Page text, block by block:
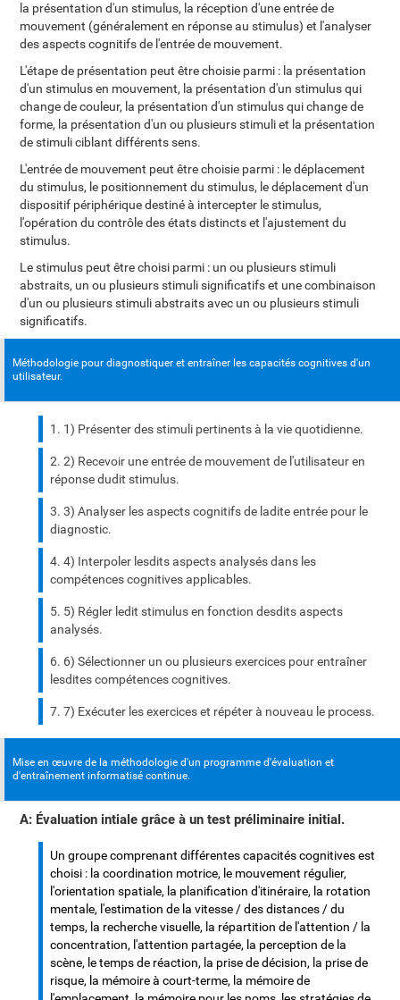
la présentation d'un stimulus, la réception d'une entrée de
mouvement (généralement en réponse au stimulus) et l'analyser
des aspects cognitifs de l'entrée de mouvement.
L'étape de présentation peut être choisie parmi : la présentation
d'un stimulus en mouvement, la présentation d'un stimulus qui
change de couleur, la présentation d'un stimulus qui change de
forme, la présentation d'un ou plusieurs stimuli et la présentation
de stimuli ciblant différents sens.
L'entrée de mouvement peut être choisie parmi : le déplacement
du stimulus, le positionnement du stimulus, le déplacement d'un
dispositif périphérique destiné à intercepter le stimulus,
l'opération du contrôle des états distincts et l'ajustement du
stimulus.
Le stimulus peut être choisi parmi : un ou plusieurs stimuli
abstraits, un ou plusieurs stimuli significatifs et une combinaison
d'un ou plusieurs stimuli abstraits avec un ou plusieurs stimuli
significatifs.
Méthodologie pour diagnostiquer et entraîner les capacités cognitives d'un
utilisateur.
1) Présenter des stimuli pertinents à la vie quotidienne.
2) Recevoir une entrée de mouvement de l'utilisateur en
réponse dudit stimulus.
3) Analyser les aspects cognitifs de ladite entrée pour le
diagnostic.
4) Interpoler lesdits aspects analysés dans les
compétences cognitives applicables.
5) Régler ledit stimulus en fonction desdits aspects
analysés.
6) Sélectionner un ou plusieurs exercices pour entraîner
lesdites compétences cognitives.
7) Exécuter les exercices et répéter à nouveau le process.
Mise en œuvre de la méthodologie d'un programme d'évaluation et
d'entraînement informatisé continue.
A: Évaluation intiale grâce à un test préliminaire initial.
Un groupe comprenant différentes capacités cognitives est
choisi : la coordination motrice, le mouvement régulier,
l'orientation spatiale, la planification d'itinéraire, la rotation
mentale, l'estimation de la vitesse / des distances / du
temps, la recherche visuelle, la répartition de l'attention / la
concentration, l'attention partagée, la perception de la
scène, le temps de réaction, la prise de décision, la prise de
risque, la mémoire à court-terme, la mémoire de